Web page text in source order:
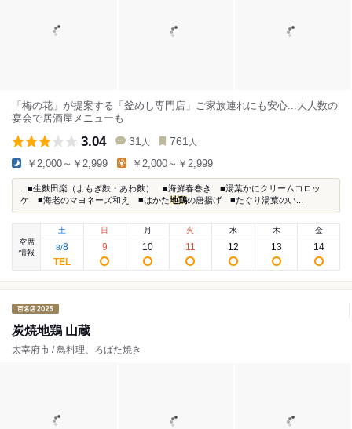
「梅の花」が提案する「釜めし専門店」ご家族連れにも安心...大人数の
宴会で居酒屋メニューも
3.04 31 人 761 人
￥2,000～￥2,999 ￥2,000～￥2,999
...■生麩田楽（よもぎ麩・あわ麩） ■海鮮春巻き ■湯葉かにクリームコロッ
ケ ■海老のマヨネーズ和え ■はかた地鶏の唐揚げ ■たぐり湯葉のい...
空席
情報
土
8/8
日
9
月
10
火
11
水
12
木
13
金
14
炭焼地鶏 山蔵
太宰府市 / 鳥料理、ろばた焼き